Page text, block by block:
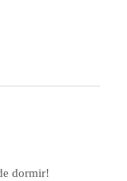
dormir!